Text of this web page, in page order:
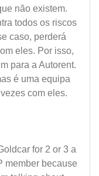
não existem.
todos os riscos
caso, perderá
eles. Por isso,
para a Autorent.
é uma equipa
com eles.
for 2 or 3 a
member because